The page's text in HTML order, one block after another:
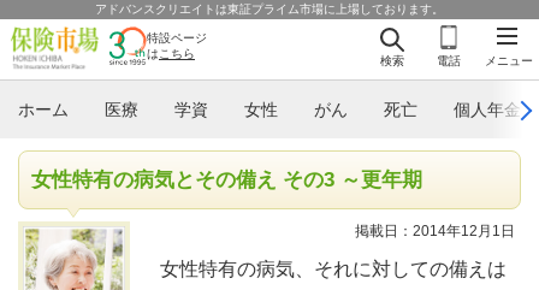
アドバンスクリエイトは東証プライム市場に上場しております。
メニュー
検索 電話
特設ページ
は こちら
ホーム 医療 学資 女性 がん 死亡 個人年金
女性特有の病気とその備え その3 ～更年期
掲載日：2014年12月1日
女性特有の病気、それに対しての備えは